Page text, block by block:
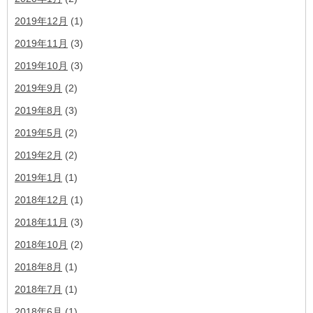
2019年12月 (1)
2019年11月 (3)
2019年10月 (3)
2019年9月 (2)
2019年8月 (3)
2019年5月 (2)
2019年2月 (2)
2019年1月 (1)
2018年12月 (1)
2018年11月 (3)
2018年10月 (2)
2018年8月 (1)
2018年7月 (1)